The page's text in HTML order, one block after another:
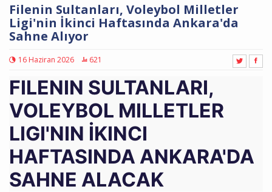
Filenin Sultanları, Voleybol Milletler
Ligi'nin İkinci Haftasında Ankara'da
Sahne Alıyor
16 Haziran 2026 621
FILENIN SULTANLARI,
VOLEYBOL MILLETLER
LIGI'NIN İKINCI
HAFTASINDA ANKARA'DA
SAHNE ALACAK